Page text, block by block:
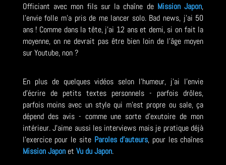
Officiant avec mon fils sur la chaîne de Mission Japon,
l'envie folle m'a pris de me lancer solo. Bad news, j'ai 50
ans ! Comme dans la tête, j'ai 12 ans et demi, si on fait la
moyenne, on ne devrait pas être bien loin de l'âge moyen
sur Youtube, non ?
En plus de quelques vidéos selon l'humeur, j'ai l'envie
d'écrire de petits textes personnels - parfois drôles,
parfois moins avec un style qui m'est propre ou sale, ça
dépend des avis - comme une sorte d'exutoire de mon
intérieur. J'aime aussi les interviews mais je pratique déjà
l'exercice pour le site Paroles d'auteurs, pour les chaînes
Mission Japonet Vu du Japon.